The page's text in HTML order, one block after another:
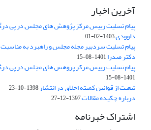
آخرین اخبار
پیام تسلیت رییس مرکز پژوهش های مجلس در پی
داوودی1403-02-01
پیام تسلیت سردبیر مجله مجلس و راهبرد به
دکتر صدرا1401-08-15
پیام تسلیت رییس مرکز پژوهش های مجلس در پی
1401-08-15
تبعیت از قوانین کمیته اخلاق در انتشار1398-10-23
درباره چکیده مقالات1397-12-27
اشتراک خبرنامه